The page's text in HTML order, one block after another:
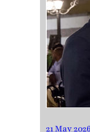
21 May 2026